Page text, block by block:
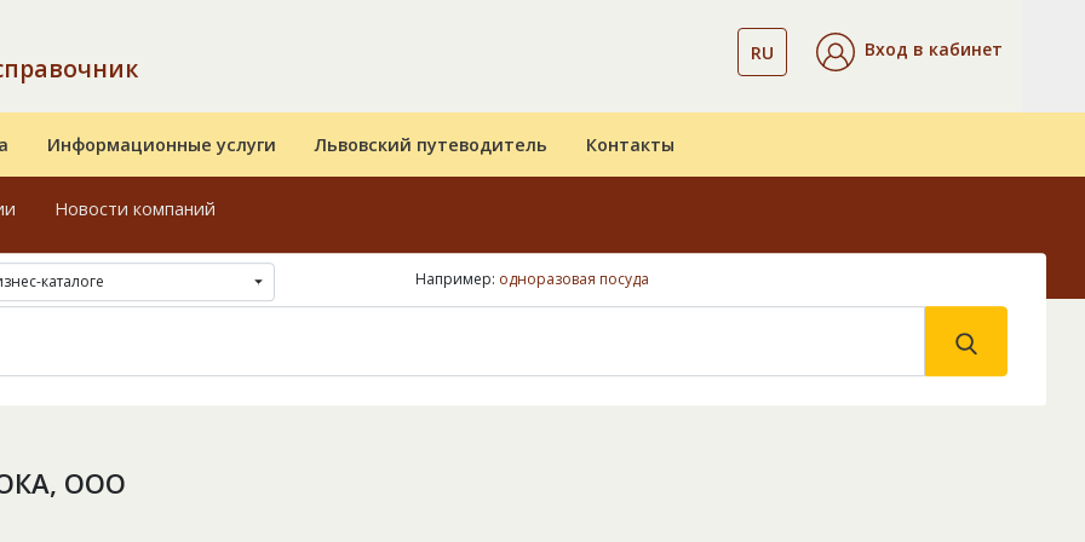
RU Вход в кабинет
Информационные услуги Львовский путеводитель Контакты
Новости компаний
каталоге Например: одноразовая посуда
ООО